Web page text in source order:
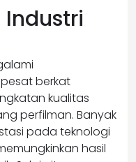
berkat
kualitas
perfilman. Banyak
pada teknologi
hasil